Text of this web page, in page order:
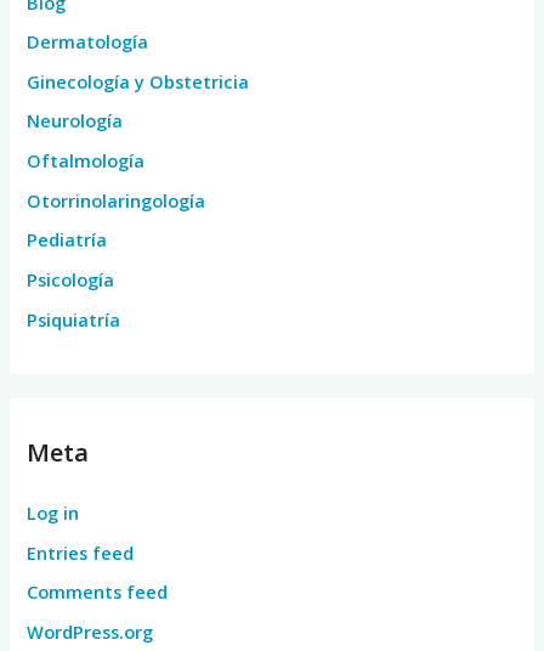
Dermatología
Ginecología y Obstetricia
Neurología
Oftalmología
Otorrinolaringología
Pediatría
Psicología
Psiquiatría
Meta
Log in
Entries feed
Comments feed
WordPress.org